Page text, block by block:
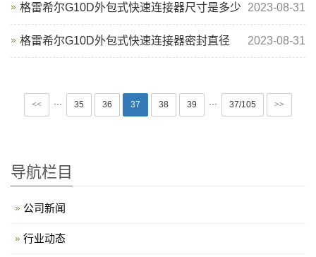
格雷希尔G10D外包式快速连接器尺寸是多少 2023-08-31
格雷希尔G10D外包式快速连接器密封直径 2023-08-31
<< ··· 35 36 37 38 39 ··· 37/105 >>
导航栏目
公司新闻
行业动态